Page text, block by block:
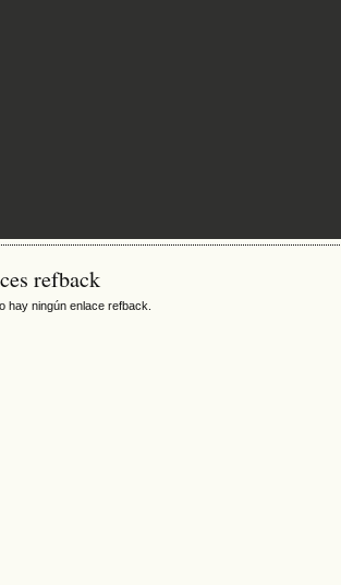
refback
hay ningún enlace refback.